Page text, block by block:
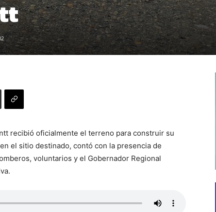
recibió oficialmente el terreno para construir su
el sitio destinado, contó con la presencia de
voluntarios y el Gobernador Regional